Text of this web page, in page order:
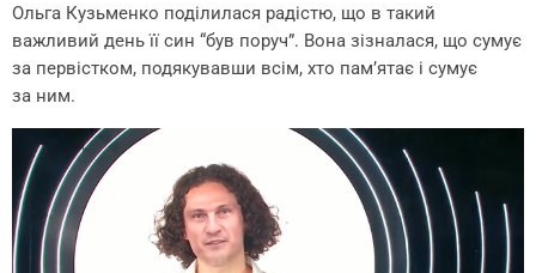
Ольга Кузьменко поділилася радістю, що в такий
важливий день її син “був поруч”. Вона зізналася, що сумує
за первістком, подякувавши всім, хто пам’ятає і сумує
за ним.